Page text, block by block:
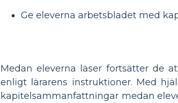
Ge eleverna arbetsbladet med
Medan eleverna läser fortsätter de
enligt lärarens instruktioner. Med
kapitelsammanfattningar medan